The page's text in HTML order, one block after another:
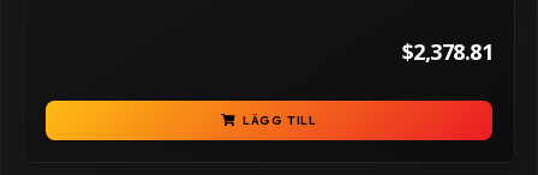
$2,378.81
LÄGG TILL